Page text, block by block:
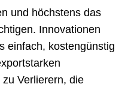
und höchstens das
Innovationen
einfach, kostengünstig
Verlierern, die